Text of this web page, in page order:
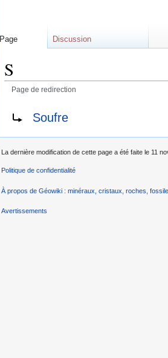
S
Page de redirection
Rediriger vers :
Soufre
Page Discussion
La dernière modification de cette page a été faite le 11
Politique de confidentialité
À propos de Géowiki : minéraux, cristaux, roches,
Avertissements